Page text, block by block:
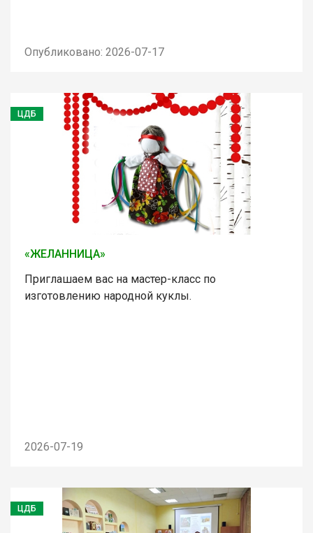
Опубликовано: 2026-07-17
ЦДБ
«ЖЕЛАННИЦА»
Приглашаем вас на мастер-класс по
изготовлению народной куклы.
2026-07-19
ЦДБ